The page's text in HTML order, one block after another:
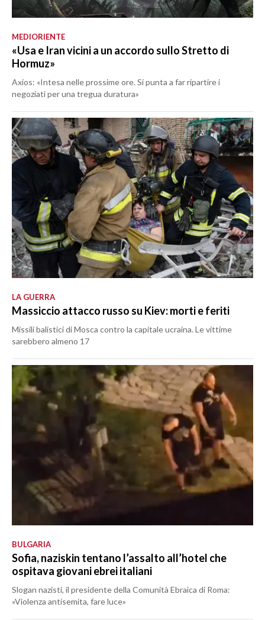
MEDIORIENTE
«Usa e Iran vicini a un accordo sullo Stretto di
Hormuz»
Axios: «Intesa nelle prossime ore. Si punta a far ripartire i
negoziati per una tregua duratura»
LA GUERRA
Massiccio attacco russo su Kiev: morti e feriti
Missili balistici di Mosca contro la capitale ucraina. Le vittime
sarebbero almeno 17
BULGARIA
Sofia, naziskin tentano l’assalto all’hotel che
ospitava giovani ebrei italiani
Slogan nazisti, il presidente della Comunità Ebraica di Roma:
«Violenza antisemita, fare luce»